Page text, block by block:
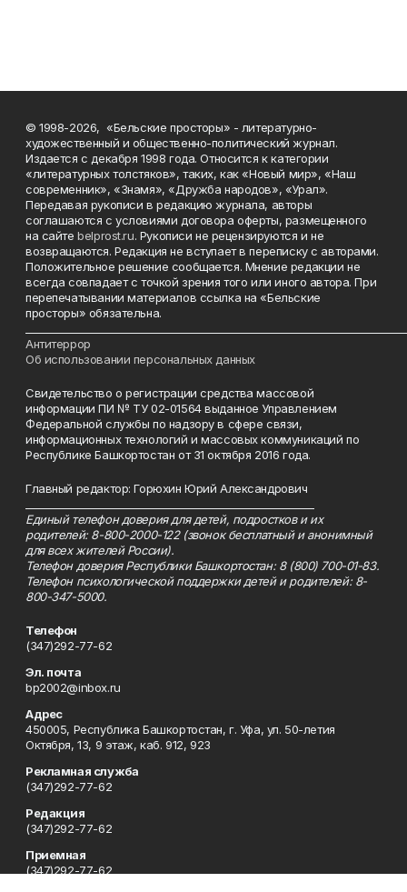
© 1998-2026, «Бельские просторы» - литературно-
художественный и общественно-политический журнал.
Издается с декабря 1998 года. Относится к категории
«литературных толстяков», таких, как «Новый мир», «Наш
современник», «Знамя», «Дружба народов», «Урал».
Передавая рукописи в редакцию журнала, авторы
соглашаются с условиями договора оферты, размещенного
на сайтеbelprost.ru. Рукописи не рецензируются и не
возвращаются. Редакция не вступает в переписку с авторами.
Положительное решение сообщается. Мнение редакции не
всегда совпадает с точкой зрения того или иного автора. При
перепечатывании материалов ссылка на «Бельские
просторы» обязательна.
Антитеррор
Об использовании персональных данных
Свидетельство о регистрации средства массовой
информации ПИ № ТУ 02-01564 выданное Управлением
Федеральной службы по надзору в сфере связи,
информационных технологий и массовых коммуникаций по
Республике Башкортостан от 31 октября 2016 года.
Главный редактор: Горюхин Юрий Александрович
Единый телефон доверия для детей, подростков и их
родителей: 8-800-2000-122 (звонок бесплатный и анонимный
для всех жителей России).
Телефон доверия Республики Башкортостан: 8 (800) 700-01-83.
Телефон психологической поддержки детей и родителей: 8-
800-347-5000.
Телефон
(347)292-77-62
Эл. почта
bp2002@inbox.ru
Адрес
450005, Республика Башкортостан, г. Уфа, ул. 50-летия
Октября, 13, 9 этаж, каб. 912, 923
Рекламная служба
(347)292-77-62
Редакция
(347)292-77-62
Приемная
(347)292-77-62